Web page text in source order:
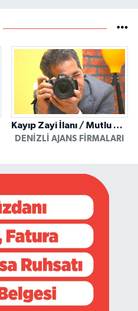
Kayıp Zayi İlanı / Mutlu Ajans / Denizli
DENIZLI AJANS FIRMALARI